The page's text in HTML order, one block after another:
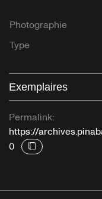
Photographie
Type
Exemplaires
Permalink:
https://
0